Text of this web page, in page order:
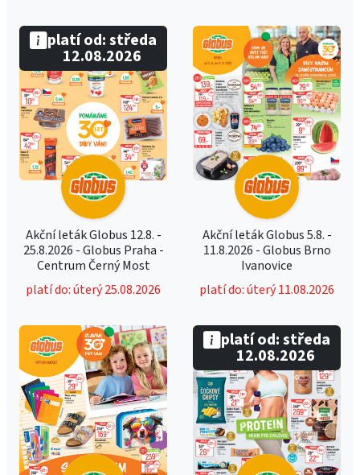
Akční leták Globus 12.8. -
25.8.2026 - Globus Praha -
Centrum Černý Most
platí do: úterý 25.08.2026
platí od: středa
12.08.2026
Akční leták Globus 5.8. -
11.8.2026 - Globus Brno
Ivanovice
platí do: úterý 11.08.2026
platí od: středa
12.08.2026